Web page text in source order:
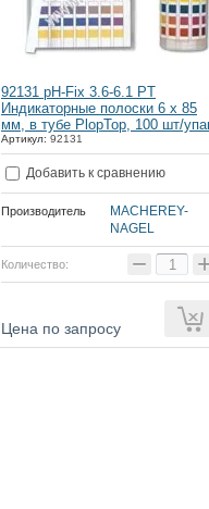
92131 pH-Fix 3.6-6.1 PT
Индикаторные полоски 6 х 85
мм, в тубе PlopTop, 100 шт/
Артикул: 92131
Добавить к сравнению
Производитель
MACHEREY-
NAGEL
Количество: −
Цена по запросу